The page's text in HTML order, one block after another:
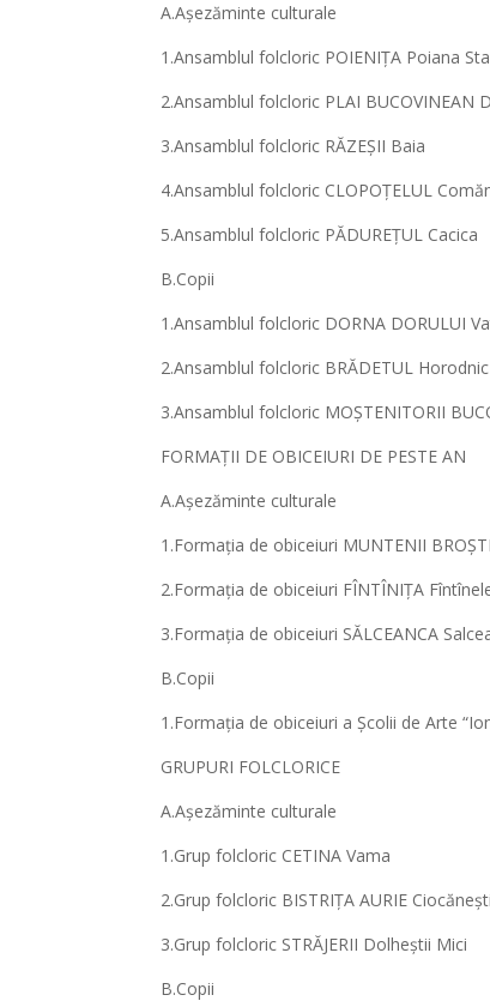
A.Așezăminte culturale
1.Ansamblul folcloric POIENIȚA Poiana
2.Ansamblul folcloric PLAI BUCOVINEAN
3.Ansamblul folcloric RĂZEȘII Baia
4.Ansamblul folcloric CLOPOȚELUL
5.Ansamblul folcloric PĂDUREȚUL Cacica
B.Copii
1.Ansamblul folcloric DORNA DORULUI
2.Ansamblul folcloric BRĂDETUL
3.Ansamblul folcloric MOȘTENITORII
FORMAȚII DE OBICEIURI DE PESTE AN
A.Așezăminte culturale
1.Formația de obiceiuri MUNTENII
2.Formația de obiceiuri FÎNTÎNIȚA
3.Formația de obiceiuri SĂLCEANCA
B.Copii
1.Formația de obiceiuri a Școlii de Arte
GRUPURI FOLCLORICE
A.Așezăminte culturale
1.Grup folcloric CETINA Vama
2.Grup folcloric BISTRIȚA AURIE Ciocănești
3.Grup folcloric STRĂJERII Dolheștii Mici
B.Copii